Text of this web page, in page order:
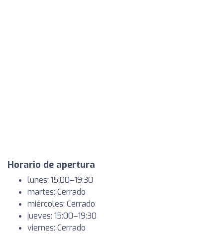
Horario de apertura
lunes: 15:00–19:30
martes: Cerrado
miércoles: Cerrado
jueves: 15:00–19:30
viernes: Cerrado